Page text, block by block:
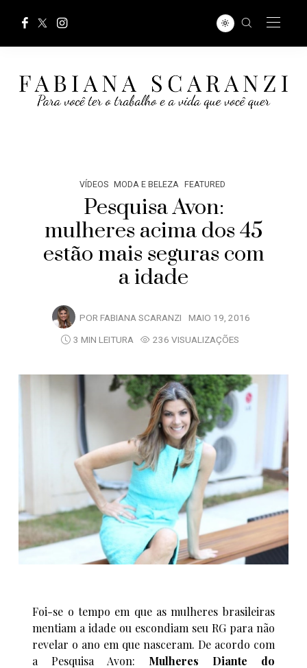
VÍDEOS MODA E BELEZA FEATURED
Pesquisa Avon:
mulheres acima dos 45
estão mais seguras com
a idade
POR FABIANA SCARANZI MAIO 19, 2016
3 MIN LEITURA
236 VISUALIZAÇÕES
Foi-se o tempo em que as mulheres brasileiras
mentiam a idade ou escondiam seu RG para não
revelar o ano em que nasceram. De acordo com
a Pesquisa Avon: Mulheres Diante do